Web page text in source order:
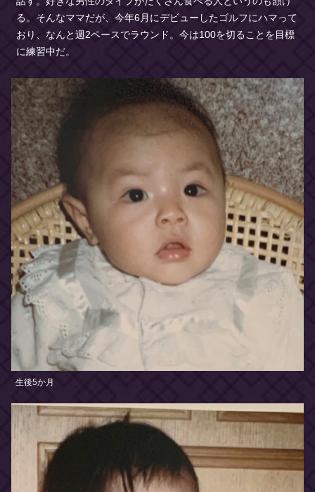
る。そんなママだが、今年6月にデビューしたゴルフにハマって
おり、なんと週2ペースでラウンド。今は100を切ることを目標
に練習中だ。
生後5か月